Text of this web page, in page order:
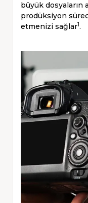
büyük dosyaların
prodüksiyon
etmenizi sağlar1.